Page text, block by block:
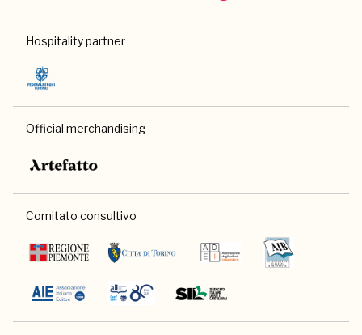
Hospitality partner
Official merchandising
Comitato consultivo